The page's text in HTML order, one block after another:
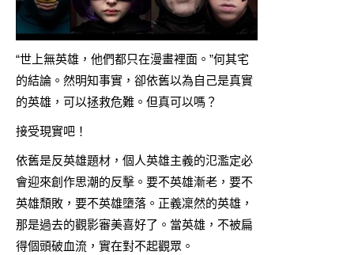
“世上無英雄，他們都只在漫畫裡面。”何其宅
的結論。然明知事實，卻依舊以為自己是真實
的英雄，可以拯救危難。但真可以嗎？
接受現實吧！
依舊是反英雄題材，個人英雄主義的氾濫定必
會迎來創作思潮的反擊。要不英雄漸老，要不
英雄頹敗，要不英雄墮落。正義凜然的英雄，
那是過去的觀影審美喜好了。當英雄，不被扁
得個頭破血流，實在對不起觀眾。